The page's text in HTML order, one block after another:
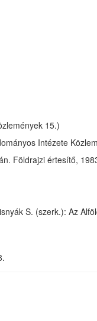
15.)
Intézete
Földrajzi értesítő,
S. (szerk.): Az